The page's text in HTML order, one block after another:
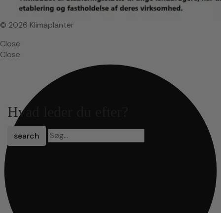
© 2026 Klimaplanter
Close
Close
Hvad leder du efter?
search